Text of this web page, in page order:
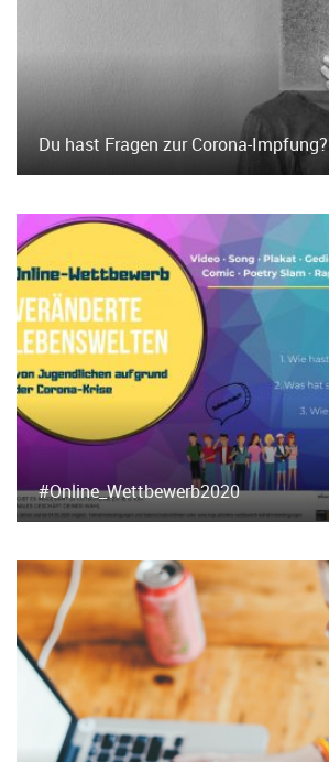
Du hast Fragen zur Corona-Impfung?
#Online_Wettbewerb2020